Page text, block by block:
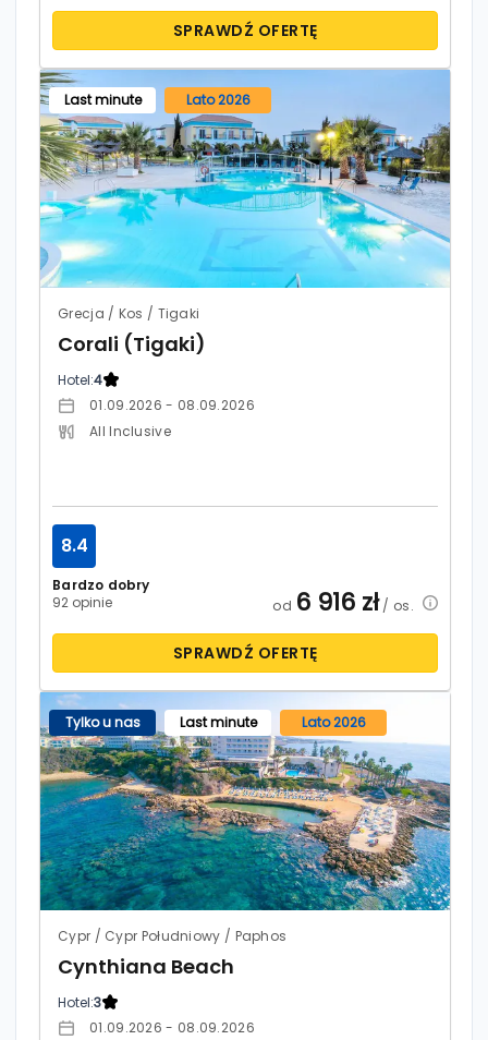
SPRAWDŹ OFERTĘ
Last minute Lato 2026
Grecja / Kos / Tigaki
Corali (Tigaki)
Hotel:4
01.09.2026 - 08.09.2026
All Inclusive
Bardzo dobry
92 opinie
8.4
od 6 916 zł/ os.
SPRAWDŹ OFERTĘ
Tylko u nas Last minute Lato 2026
Cypr / Cypr Południowy / Paphos
Cynthiana Beach
Hotel:3
01.09.2026 - 08.09.2026